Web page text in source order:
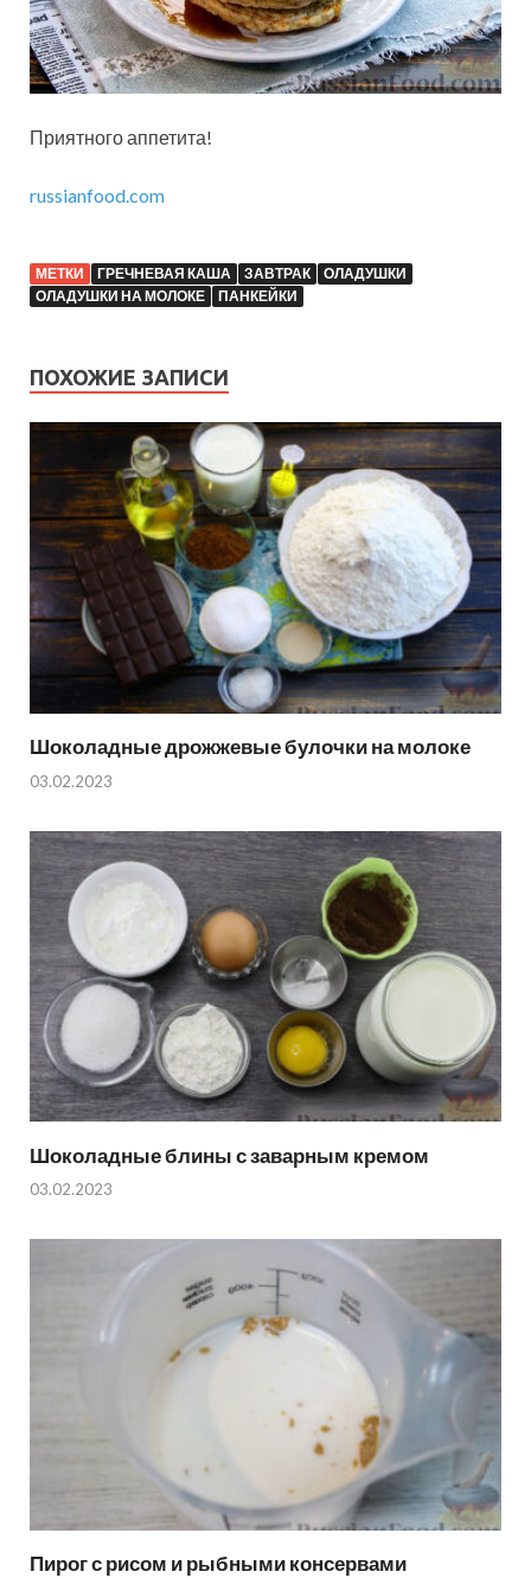
Приятного аппетита!
russianfood.com
МЕТКИ ГРЕЧНЕВАЯ КАША ЗАВТРАК
ОЛАДУШКИ
ОЛАДУШКИ НА МОЛОКЕ
ПАНКЕЙКИ
ПОХОЖИЕ ЗАПИСИ
Шоколадные дрожжевые булочки на молоке
03.02.2023
Шоколадные блины с заварным кремом
03.02.2023
Пирог с рисом и рыбными консервами